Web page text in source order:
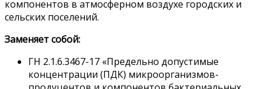
компонентов в атмосферном воздухе городских и
сельских поселений.
Заменяет собой:
ГН 2.1.6.3467-17 «Предельно допустимые
концентрации (ПДК) микроорганизмов-